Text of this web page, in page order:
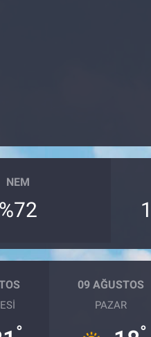
NEM
%72
°
09 AĞUSTOS
PAZAR
°